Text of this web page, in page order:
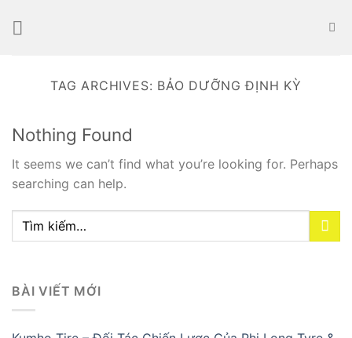
TAG ARCHIVES: BẢO DƯỠNG ĐỊNH KỲ
Nothing Found
It seems we can’t find what you’re looking for. Perhaps
searching can help.
BÀI VIẾT MỚI